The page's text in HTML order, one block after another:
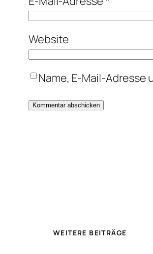
Website
Name, E-Mail-Adresse
WEITERE BEITRÄGE